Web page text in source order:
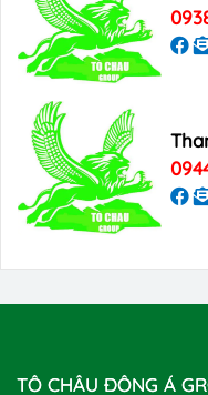
TÔ CHÂU ĐÔNG Á